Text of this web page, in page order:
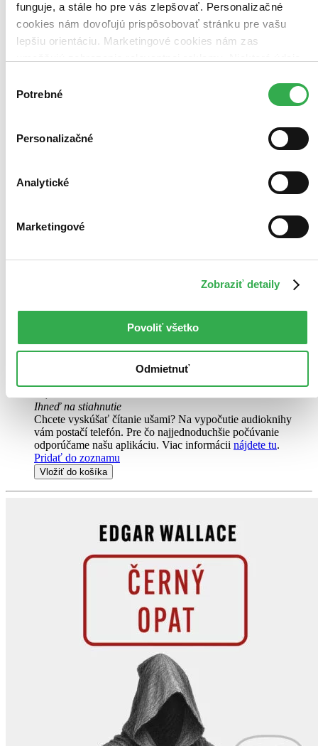
funguje, a stále ho pre vás zlepšovať. Personalizačné
cookies nám dovoľujú prispôsobovať stránku pre vašu
lepšiu orientáciu. Marketingové cookies nám zas
keby sme mohli používať všetky tieto cookies. Ďakujeme!
súhlasu
Potrebné
Personalizačné
Analytické
Marketingové
Zobraziť detaily
Povoliť všetko
Odmietnuť
Novinka
Oxford, rok 1960. Mladá policistka Trudy Lovedayová je teprve ve
zkušební době. Je bystrá, vnímavá a odhodlaná uspět, přesto ji
kolegové přehlížejí a podceňují. Když ji nadřízený přesune...
Ihneď na stiahnutie
Chcete vyskúšať čítanie ušami? Na vypočutie audioknihy
vám postačí telefón. Pre čo najjednoduchšie počúvanie
odporúčame našu aplikáciu. Viac informácii nájdete tu.
Pridať do zoznamu
Vložiť do košíka